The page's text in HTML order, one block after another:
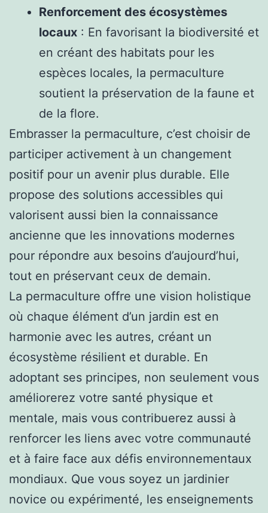
Renforcement des écosystèmes
locaux : En favorisant la biodiversité et
en créant des habitats pour les
espèces locales, la permaculture
soutient la préservation de la faune et
de la flore.
Embrasser la permaculture, c’est choisir de
participer activement à un changement
positif pour un avenir plus durable. Elle
propose des solutions accessibles qui
valorisent aussi bien la connaissance
ancienne que les innovations modernes
pour répondre aux besoins d’aujourd’hui,
tout en préservant ceux de demain.
La permaculture offre une vision holistique
où chaque élément d’un jardin est en
harmonie avec les autres, créant un
écosystème résilient et durable. En
adoptant ses principes, non seulement vous
améliorerez votre santé physique et
mentale, mais vous contribuerez aussi à
renforcer les liens avec votre communauté
et à faire face aux défis environnementaux
mondiaux. Que vous soyez un jardinier
novice ou expérimenté, les enseignements